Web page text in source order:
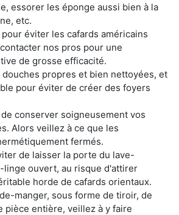
essorer les éponge aussi bien à la
etc.
éviter les cafards américains
nos pros pour une
de grosse efficacité.
propres et bien nettoyées, et
pour éviter de créer des foyers
conserver soigneusement vos
Alors veillez à ce que les
fermés.
de laisser la porte du lave-
linge ouvert, au risque d'attirer
horde de cafards orientaux.
manger, sous forme de tiroir, de
pièce entière, veillez à y faire